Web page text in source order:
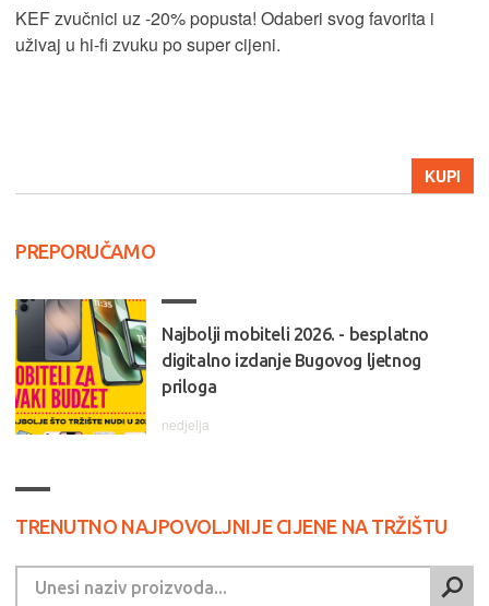
KEF zvučnici uz -20% popusta! Odaberi svog favorita i
uživaj u hi-fi zvuku po super cijeni.
KUPI
PREPORUČAMO
Najbolji mobiteli 2026. - besplatno
digitalno izdanje Bugovog ljetnog
priloga
nedjelja
TRENUTNO NAJPOVOLJNIJE CIJENE NA TRŽIŠTU